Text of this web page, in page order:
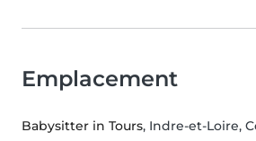
Emplacement
Babysitter in Tours, Indre-et-Loire,